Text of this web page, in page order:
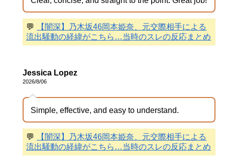
💬
【闇深】乃木坂46岡本姫奈、元交際相手による
流出騒動の経緯がこちら…当時のスレの反応まとめ
Jessica Lopez
2026/8/06
Simple, effective, and easy to understand.
💬
【闇深】乃木坂46岡本姫奈、元交際相手による
流出騒動の経緯がこちら…当時のスレの反応まとめ